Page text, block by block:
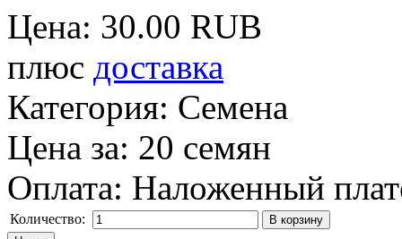
Цена: 30.00 RUB
плюс доставка
Категория: Семена
Цена за: 20 семян
Оплата: Наложенный
Количество: